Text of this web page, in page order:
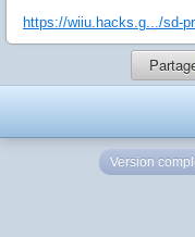
https://wiiu.hacks.g.../sd-
Version